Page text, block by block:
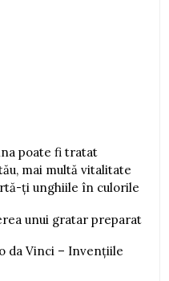
poate fi tratat
mai multă vitalitate
ți unghiile în culorile
unui gratar preparat
da Vinci – Invențiile